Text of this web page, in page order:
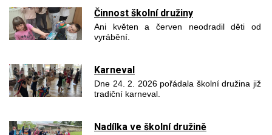
Družina
Dokumenty
Kontakty
Škola online
Kalendář akcí
Činnost školní družiny
Ani květen a červen neodradil děti od
vyrábění.
Karneval
Dne 24. 2. 2026 pořádala školní družina již
tradiční karneval.
Nadílka ve školní družině